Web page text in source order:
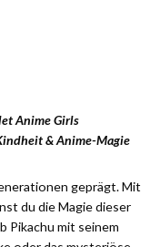
Anime Girls
& Anime-Magie
geprägt. Mit
du die Magie dieser
Pikachu mit seinem